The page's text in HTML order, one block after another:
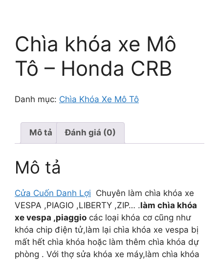
Chìa khóa xe Mô
Tô – Honda CRB
Danh mục: Chìa Khóa Xe Mô Tô
Mô tả Đánh giá (0)
Mô tả
Cửa Cuốn Danh Lợi Chuyên làm chìa khóa xe
VESPA ,PIAGIO ,LIBERTY ,ZIP… .làm chìa khóa
xe vespa ,piaggio các loại khóa cơ cũng như
khóa chip điện tử,làm lại chìa khóa xe vespa bị
mất hết chìa khóa hoặc làm thêm chìa khóa dự
phòng . Với thợ sửa khóa xe máy,làm chìa khóa